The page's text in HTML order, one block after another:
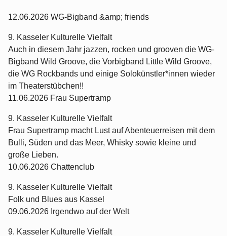
12.06.2026 WG-Bigband &amp; friends
9. Kasseler Kulturelle Vielfalt
Auch in diesem Jahr jazzen, rocken und grooven die WG-
Bigband Wild Groove, die Vorbigband Little Wild Groove,
die WG Rockbands und einige Solokünstler*innen wieder
im Theaterstübchen!!
11.06.2026 Frau Supertramp
9. Kasseler Kulturelle Vielfalt
Frau Supertramp macht Lust auf Abenteuerreisen mit dem
Bulli, Süden und das Meer, Whisky sowie kleine und
große Lieben.
10.06.2026 Chattenclub
9. Kasseler Kulturelle Vielfalt
Folk und Blues aus Kassel
09.06.2026 Irgendwo auf der Welt
9. Kasseler Kulturelle Vielfalt